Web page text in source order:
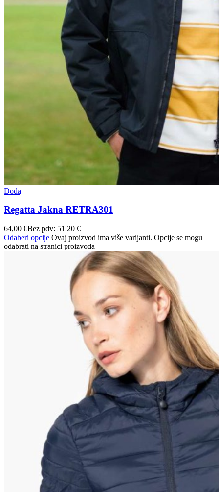
Dodaj
Regatta Jakna RETRA301
64,00 €Bez pdv: 51,20 €
Odaberi opcije Ovaj proizvod ima više varijanti. Opcije se mogu
odabrati na stranici proizvoda